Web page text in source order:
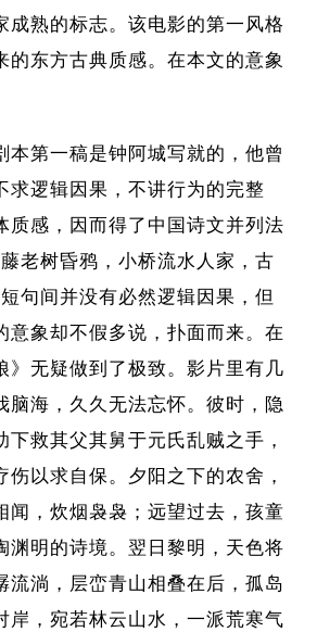
成熟的标志。该电影的第一风格
的东方古典质感。在本文的意象
本第一稿是钟阿城写就的，他曾
求逻辑因果，不讲行为的完整
质感，因而得了中国诗文并列法
老树昏鸦，小桥流水人家，古
句间并没有必然逻辑因果，但
意象却不假多说，扑面而来。在
》无疑做到了极致。影片里有几
脑海，久久无法忘怀。彼时，隐
下救其父其舅于元氏乱贼之手，
伤以求自保。夕阳之下的农舍，
闻，炊烟袅袅；远望过去，孩童
渊明的诗境。翌日黎明，天色将
流淌，层峦青山相叠在后，孤岛
岸，宛若林云山水，一派荒寒气